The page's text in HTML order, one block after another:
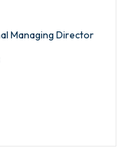
Managing Director